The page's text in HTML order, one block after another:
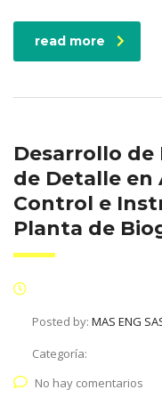
read more
Desarrollo de
de Detalle
Control e
Planta de
Posted by: MAS ENG
Categoría:
No hay comentarios